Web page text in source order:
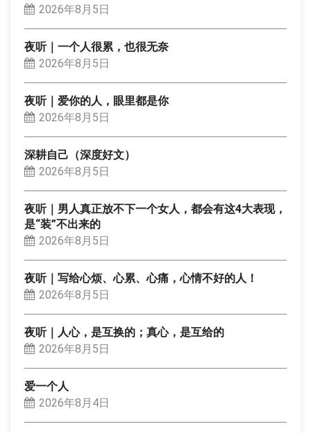
2026年8月5日
夜听｜一个人很累，也很无奈
2026年8月5日
夜听｜爱你的人，眼里都是你
2026年8月5日
深耕自己（深度好文）
2026年8月5日
夜听｜男人真正放不下一个女人，都会有这4大表现，
是“装”不出来的
2026年8月5日
夜听｜写给心烦、心累、心痛，心情不好的人！
2026年8月5日
夜听｜人心，是互换的；真心，是互给的
2026年8月5日
爱一个人
2026年8月4日